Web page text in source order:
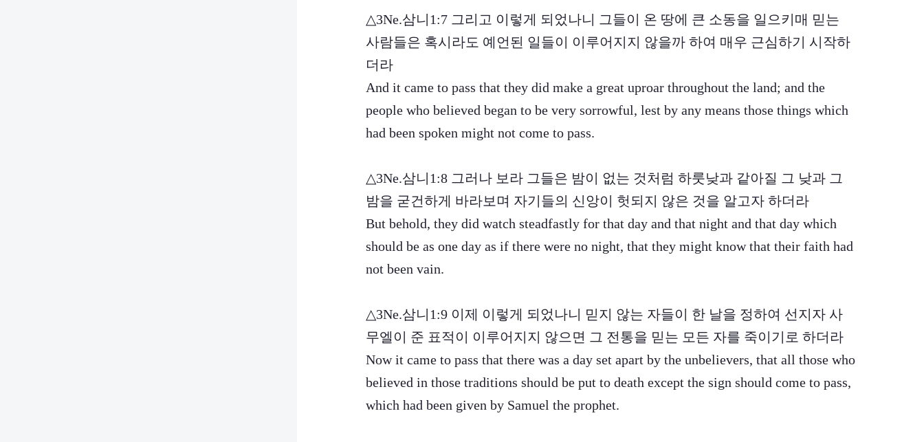
△3Ne.삼니1:7 그리고 이렇게 되었나니 그들이 온 땅에 큰 소동을 일으키매 믿는
사람들은 혹시라도 예언된 일들이 이루어지지 않을까 하여 매우 근심하기 시작하
더라
And it came to pass that they did make a great uproar throughout the land; and the
people who believed began to be very sorrowful, lest by any means those things which
had been spoken might not come to pass.
△3Ne.삼니1:8 그러나 보라 그들은 밤이 없는 것처럼 하룻낮과 같아질 그 낮과 그
밤을 굳건하게 바라보며 자기들의 신앙이 헛되지 않은 것을 알고자 하더라
But behold, they did watch steadfastly for that day and that night and that day which
should be as one day as if there were no night, that they might know that their faith had
not been vain.
△3Ne.삼니1:9 이제 이렇게 되었나니 믿지 않는 자들이 한 날을 정하여 선지자 사
무엘이 준 표적이 이루어지지 않으면 그 전통을 믿는 모든 자를 죽이기로 하더라
Now it came to pass that there was a day set apart by the unbelievers, that all those who
believed in those traditions should be put to death except the sign should come to pass,
which had been given by Samuel the prophet.